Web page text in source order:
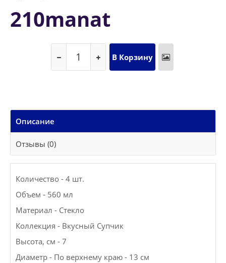
210manat
Описание
Отзывы (0)
Количество - 4 шт.
Объем - 560 мл
Материал - Стекло
Коллекция - Вкусный Супчик
Высота, см - 7
Диаметр - По верхнему краю - 13 см